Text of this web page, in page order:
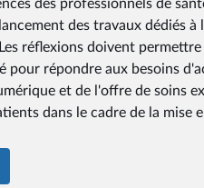
des professionnels de
des travaux dédiés
réflexions doivent
pour répondre aux besoins
et de l'offre de soins
dans le cadre de la